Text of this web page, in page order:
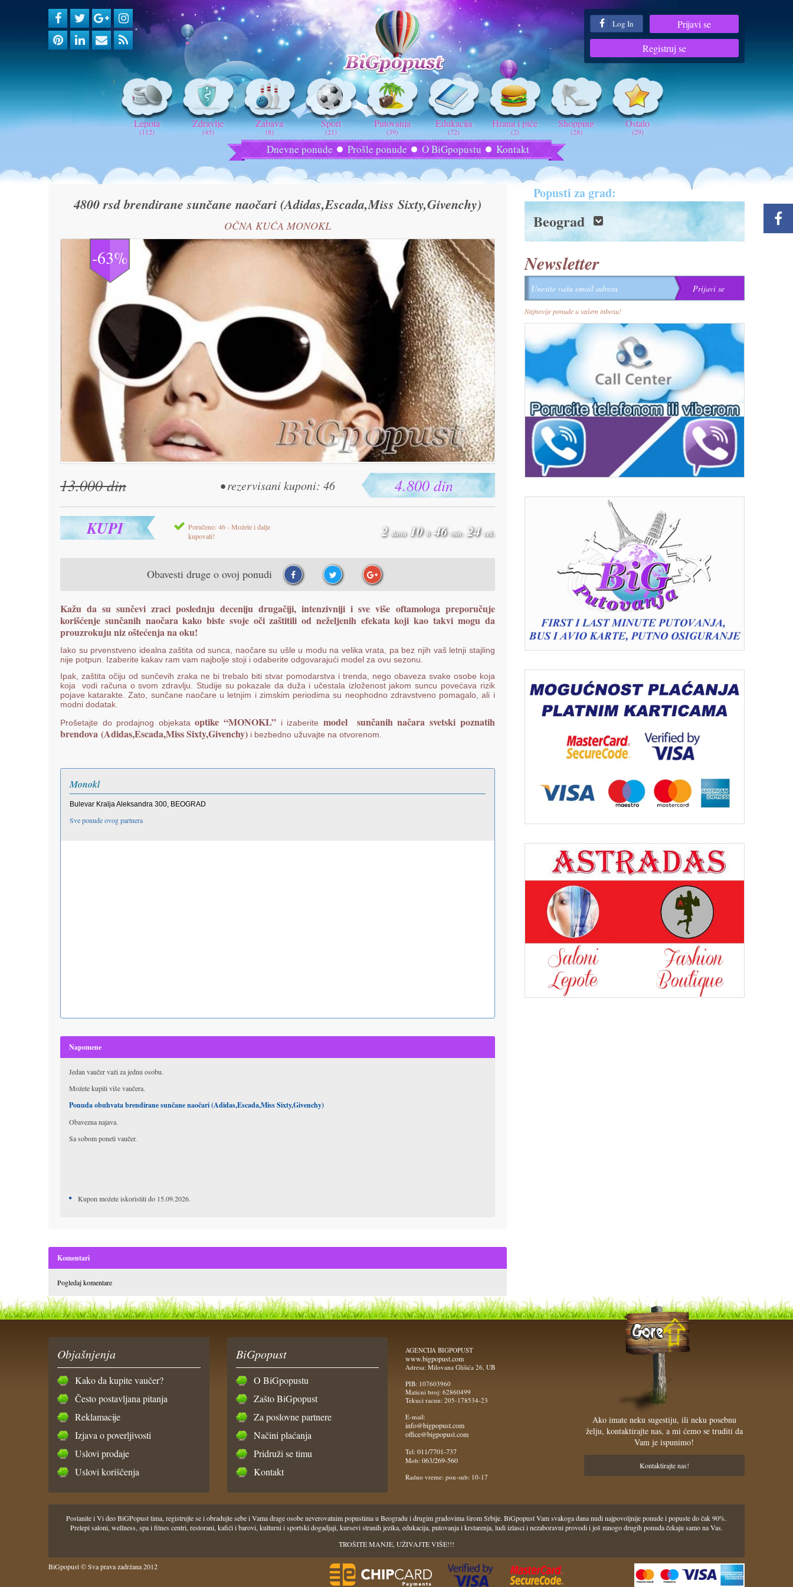
Log In
Prijavi se
Registruj se
Lepota
(112)
Zdravlje
(45)
Zabava
(8)
Sport
(21)
Putovanja
(39)
Edukacija
(72)
Hrana i piće
(2)
Shopping
(28)
Ostalo
(29)
Dnevne ponude Prošle ponude O BiGpopustu Kontakt
4800 rsd brendirane sunčane naočari (Adidas,Escada,Miss Sixty,Givenchy)
OČNA KUĆA MONOKL
-63%
13.000 din • rezervisani kuponi: 46 4.800 din
KUPI
Poručeno: 46 - Možete i dalje
kupovati!
2dana 10h 46min. 23sek.
Obavesti druge o ovoj ponudi
Kažu da su sunčevi zraci poslednju deceniju drugačiji, intenzivniji i sve više oftamologa preporučuje
korišćenje sunčanih naočara kako biste svoje oči zaštitili od neželjenih efekata koji kao takvi mogu da
prouzrokuju niz oštećenja na oku!
Iako su prvenstveno idealna zaštita od sunca, naočare su ušle u modu na velika vrata, pa bez njih vaš letnji stajling
nije potpun. Izaberite kakav ram vam najbolje stoji i odaberite odgovarajući model za ovu sezonu.
Ipak, zaštita očiju od sunčevih zraka ne bi trebalo biti stvar pomodarstva i trenda, nego obaveza svake osobe koja
koja vodi računa o svom zdravlju. Studije su pokazale da duža i učestala izloženost jakom suncu povećava rizik
pojave katarakte. Zato, sunčane naočare u letnjim i zimskim periodima su neophodno zdravstveno pomagalo, ali i
modni dodatak.
Prošetajte do prodajnog objekataoptike “MONOKL”i izaberite model sunčanih načara svetski poznatih
brendova (Adidas,Escada,Miss Sixty,Givenchy) i bezbedno užuvajte na otvorenom.
Monokl
Bulevar Kralja Aleksandra 300, BEOGRAD
Sve ponude ovog partnera
Napomene
Jedan vaučer važi za jednu osobu.
Možete kupiti više vaučera.
Ponuda obuhvata brendirane sunčane naočari (Adidas,Escada,Miss Sixty,Givenchy)
Obavezna najava.
Sa sobom poneti vaučer.
Kupon možete iskoristiti do 15.09.2026.
Komentari
Pogledaj komentare
Popusti za grad:
Beograd
Newsletter
Najnovije ponude u vašem inboxu!
Objašnjenja
Kako da kupite vaučer?
Često postavljana pitanja
Reklamacije
Izjava o poverljivosti
Uslovi prodaje
Uslovi koriščenja
BiGpopust
O BiGpopustu
Zašto BiGpopust
Za poslovne partnere
Načini plaćanja
Pridruži se timu
Kontakt
AGENCIJA BIGPOPUST
www.bigpopust.com
Adresa: Milovana Glišića 26, UB
PIB: 107603960
Maticni broj: 62860499
Tekuci racun: 205-178534-23
E-mail:
info@bigpopust.com
office@bigpopust.com
Tel: 011/7701-737
Mob: 063/269-560
Radno vreme: pon-sub: 10-17
Ako imate neku sugestiju, ili neku posebnu
želju, kontaktirajte nas, a mi ćemo se truditi da
Vam je ispunimo!
Kontaktirajte nas!
Postanite i Vi deo BiGPopust tima, registrujte se i obradujte sebe i Vama drage osobe neverovatnim popustima u Beogradu i drugim gradovima širom Srbije. BiGpopust Vam svakoga dana nudi najpovoljnije ponude i popuste do čak 90%.
Prelepi saloni, wellness, spa i fitnes centri, restorani, kafići i barovi, kulturni i sportski dogadjaji, kursevi stranih jezika, edukacija, putovanja i krstarenja, ludi izlasci i nezaboravni provodi i još mnogo drugih ponuda čekaju samo na Vas.
TROŠITE MANJE, UŽIVAJTE VIŠE!!!
BiGpopust © Sva prava zadržana 2012